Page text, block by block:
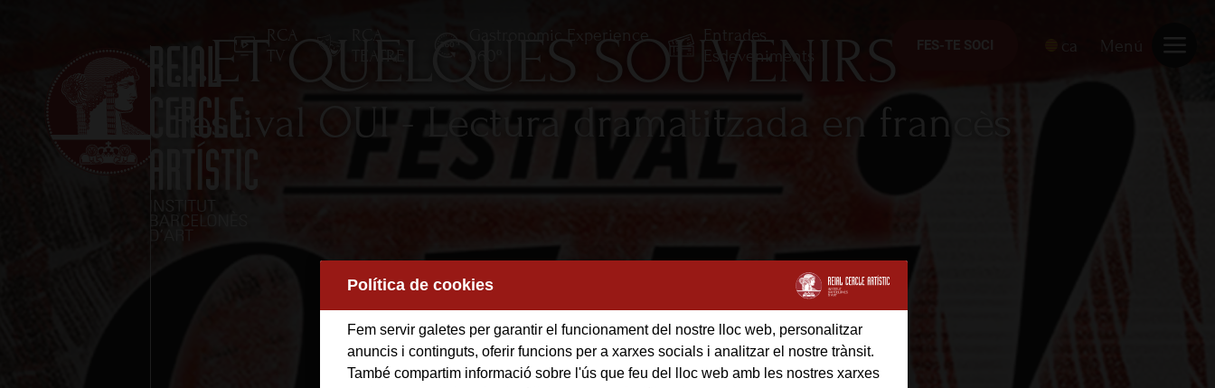
RCA
TV
RCA
TEATRE
Gastronomic Experience
Entrades
Esdeveniments
ca Menú
FES-TE SOCI
Reial Cercle Artístic
Programes i Activitats
...ET QUELQUES SOUVENIRS
Festival OUI - Lectura dramatitzada en francès
Política de cookies
Fem servir galetes per garantir el funcionament del nostre lloc web, personalitzar
anuncis i continguts, oferir funcions per a xarxes socials i analitzar el nostre trànsit.
També compartim informació sobre l'ús que feu del lloc web amb les nostres xarxes